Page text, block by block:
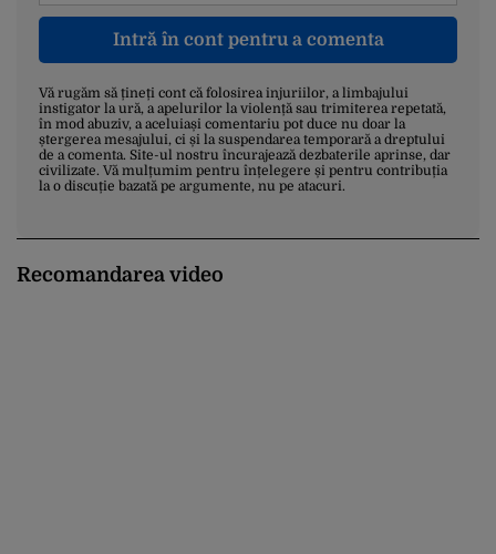
Intră în cont pentru a comenta
Vă rugăm să țineți cont că folosirea injuriilor, a limbajului
instigator la ură, a apelurilor la violență sau trimiterea repetată,
în mod abuziv, a aceluiași comentariu pot duce nu doar la
ștergerea mesajului, ci și la suspendarea temporară a dreptului
de a comenta. Site-ul nostru încurajează dezbaterile aprinse, dar
civilizate. Vă mulțumim pentru înțelegere și pentru contribuția
la o discuție bazată pe argumente, nu pe atacuri.
Recomandarea video